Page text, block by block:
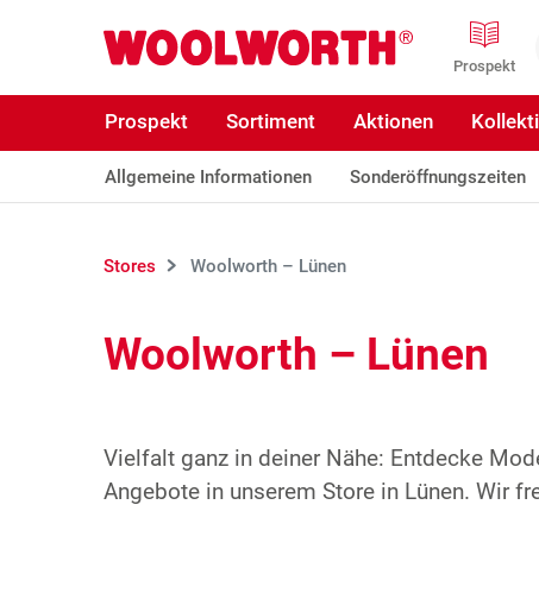
Woolworth GmbH Prospekt
Prospekt Sortiment Aktionen
Allgemeine Informationen Sonderöffnungszeiten
Stores Woolworth – Lünen
Woolworth – Lünen
Vielfalt ganz in deiner Nähe: Entdecke
Angebote in unserem Store in Lünen. Wir